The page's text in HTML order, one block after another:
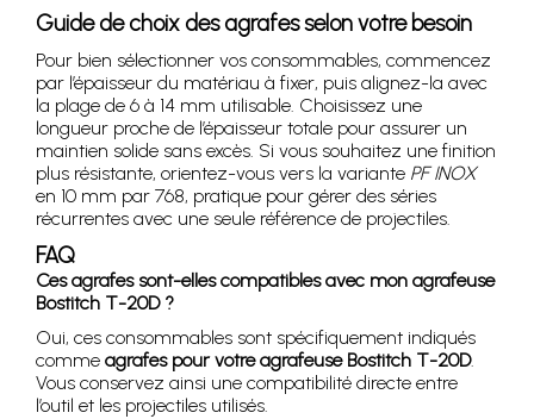
Guide de choix des agrafes selon votre besoin
Pour bien sélectionner vos consommables, commencez
par l’épaisseur du matériau à fixer, puis alignez-la avec
la plage de 6 à 14 mm utilisable. Choisissez une
longueur proche de l’épaisseur totale pour assurer un
maintien solide sans excès. Si vous souhaitez une finition
plus résistante, orientez-vous vers la variante PF INOX
en 10 mm par 768, pratique pour gérer des séries
récurrentes avec une seule référence de projectiles.
FAQ
Ces agrafes sont-elles compatibles avec mon agrafeuse
Bostitch T-20D ?
Oui, ces consommables sont spécifiquement indiqués
comme agrafes pour votre agrafeuse Bostitch T-20D.
Vous conservez ainsi une compatibilité directe entre
l’outil et les projectiles utilisés.